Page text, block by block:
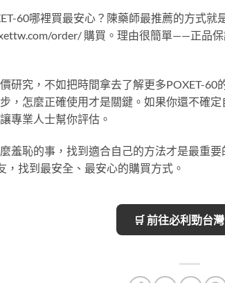
60哪裡買最安心？陳藥師最推薦的方式就
order/ 購買。理由很簡單——正品
研究，不如把時間拿去了解更多POXET-
，怎麼正確使用才是關鍵。如果你還不確
專業人士幫你評估。
羞恥的事，找到適合自己的方法才是最重
，找到最安全、最安心的購買方式。
🛒 前往必利勁台